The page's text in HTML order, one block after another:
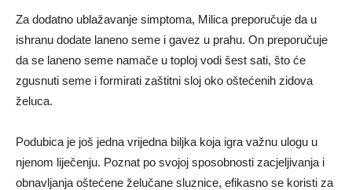
Za dodatno ublažavanje simptoma, Milica preporučuje da u
ishranu dodate laneno seme i gavez u prahu. On preporučuje
da se laneno seme namače u toploj vodi šest sati, što će
zgusnuti seme i formirati zaštitni sloj oko oštećenih zidova
želuca.
Podubica je još jedna vrijedna biljka koja igra važnu ulogu u
njenom liječenju. Poznat po svojoj sposobnosti zacjeljivanja i
obnavljanja oštećene želučane sluznice, efikasno se koristi za